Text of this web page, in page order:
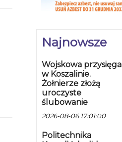
Najnowsze
Wojskowa przysięga
w Koszalinie.
Żołnierze złożą
uroczyste
ślubowanie
2026-08-06 17:01:00
Politechnika